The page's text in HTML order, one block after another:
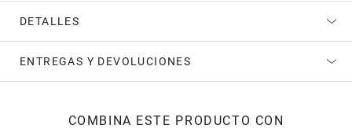
DETALLES
ENTREGAS Y DEVOLUCIONES
COMBINA ESTE PRODUCTO CON